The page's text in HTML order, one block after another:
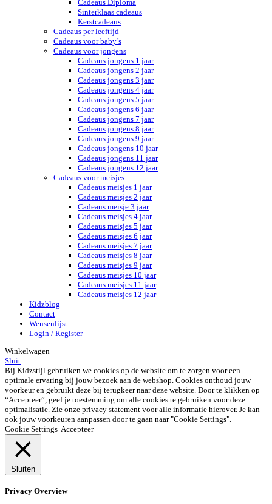
Cadeaus Diploma
Sinterklaas cadeaus
Kerstcadeaus
Cadeaus per leeftijd
Cadeaus voor baby’s
Cadeaus voor jongens
Cadeaus jongens 1 jaar
Cadeaus jongens 2 jaar
Cadeaus jongens 3 jaar
Cadeaus jongens 4 jaar
Cadeaus jongens 5 jaar
Cadeaus jongens 6 jaar
Cadeaus jongens 7 jaar
Cadeaus jongens 8 jaar
Cadeaus jongens 9 jaar
Cadeaus jongens 10 jaar
Cadeaus jongens 11 jaar
Cadeaus jongens 12 jaar
Cadeaus voor meisjes
Cadeaus meisjes 1 jaar
Cadeaus meisjes 2 jaar
Cadeaus meisje 3 jaar
Cadeaus meisjes 4 jaar
Cadeaus meisjes 5 jaar
Cadeaus meisjes 6 jaar
Cadeaus meisjes 7 jaar
Cadeaus meisjes 8 jaar
Cadeaus meisjes 9 jaar
Cadeaus meisjes 10 jaar
Cadeaus meisjes 11 jaar
Cadeaus meisjes 12 jaar
Kidzblog
Contact
Wensenlijst
Login / Register
Winkelwagen
Sluit
Bij Kidzstijl gebruiken we cookies op de website om te zorgen voor een
optimale ervaring bij jouw bezoek aan de webshop. Cookies onthoud jouw
voorkeur en gebruikt deze bij terugkeer naar deze website. Door te klikken op
“Accepteer”, geef je toestemming om alle cookies te gebruiken voor deze
optimalisatie. Zie onze privacy statement voor alle informatie hierover. Je kan
ook jouw voorkeuren aanpassen door te gaan naar "Cookie Settings".
Cookie Settings Accepteer
Sluiten
Privacy Overview